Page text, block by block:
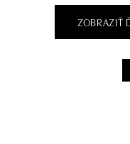
ZOBRAZIŤ